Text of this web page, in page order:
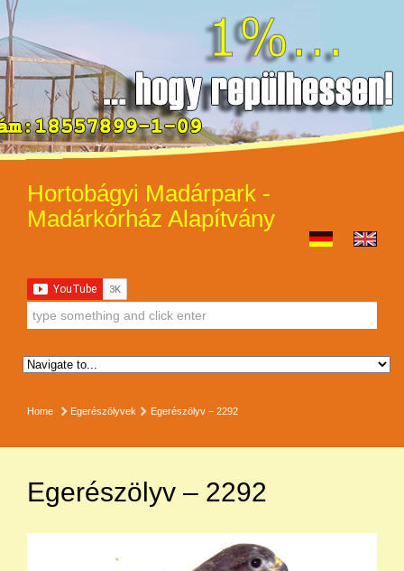
Hortobágyi Madárpark -
Madárkórház Alapítvány
Home Egerészölyvek Egerészölyv – 2292
Egerészölyv – 2292